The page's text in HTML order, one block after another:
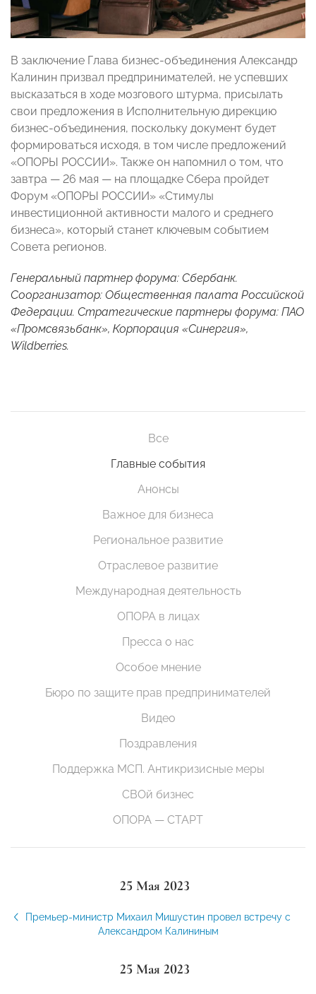
В заключение Глава бизнес-объединения Александр
Калинин призвал предпринимателей, не успевших
высказаться в ходе мозгового штурма, присылать
свои предложения в Исполнительную дирекцию
бизнес-объединения, поскольку документ будет
формироваться исходя, в том числе предложений
«ОПОРЫ РОССИИ». Также он напомнил о том, что
завтра — 26 мая — на площадке Сбера пройдет
Форум «ОПОРЫ РОССИИ» «Стимулы
инвестиционной активности малого и среднего
бизнеса», который станет ключевым событием
Совета регионов.
Генеральный партнер форума: Сбербанк.
Соорганизатор: Общественная палата Российской
Федерации. Стратегические партнеры форума: ПАО
«Промсвязьбанк», Корпорация «Синергия»,
Wildberries.
Все
Главные события
Анонсы
Важное для бизнеса
Региональное развитие
Отраслевое развитие
Международная деятельность
ОПОРА в лицах
Пресса о нас
Особое мнение
Бюро по защите прав предпринимателей
Видео
Поздравления
Поддержка МСП. Антикризисные меры
СВОй бизнес
ОПОРА — СТАРТ
25 Мая 2023
Премьер-министр Михаил Мишустин провел встречу с
Александром Калининым
25 Мая 2023